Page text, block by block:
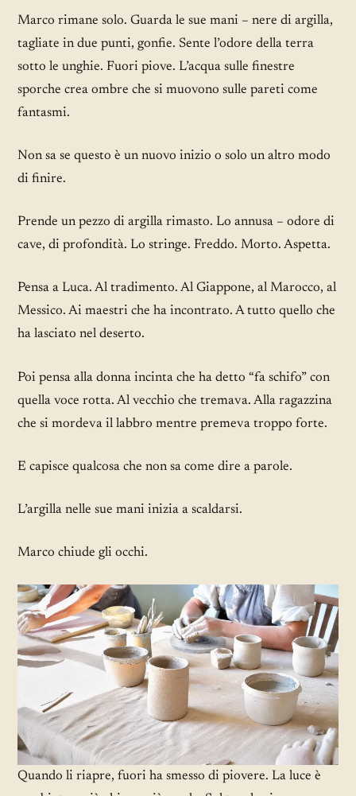
Marco rimane solo. Guarda le sue mani – nere di argilla,
tagliate in due punti, gonfie. Sente l’odore della terra
sotto le unghie. Fuori piove. L’acqua sulle finestre
sporche crea ombre che si muovono sulle pareti come
fantasmi.
Non sa se questo è un nuovo inizio o solo un altro modo
di finire.
Prende un pezzo di argilla rimasto. Lo annusa – odore di
cave, di profondità. Lo stringe. Freddo. Morto. Aspetta.
Pensa a Luca. Al tradimento. Al Giappone, al Marocco, al
Messico. Ai maestri che ha incontrato. A tutto quello che
ha lasciato nel deserto.
Poi pensa alla donna incinta che ha detto “fa schifo” con
quella voce rotta. Al vecchio che tremava. Alla ragazzina
che si mordeva il labbro mentre premeva troppo forte.
E capisce qualcosa che non sa come dire a parole.
L’argilla nelle sue mani inizia a scaldarsi.
Marco chiude gli occhi.
Quando li riapre, fuori ha smesso di piovere. La luce è